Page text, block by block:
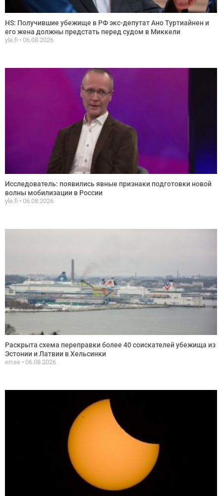
HS: Получившие убежище в РФ экс-депутат Ано Туртиайнен и
его жена должны предстать перед судом в Миккели
yle.fi 06.08.2026
Исследователь: появились явные признаки подготовки новой
волны мобилизации в России
yle.fi 06.08.2026
Раскрыта схема переправки более 40 соискателей убежища из
Эстонии и Латвии в Хельсинки
err.ee 06.08.2026